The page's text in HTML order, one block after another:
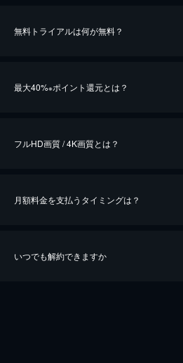
無料トライアルは何が無料？
最大40%※ポイント還元とは？
※40％ポイント還元の対象は、クレジットカード決
iOSアプリのUコイン決済による作品の購入 / レン
フルHD画質 / 4K画質とは？
月額料金を支払うタイミングは？
いつでも解約できますか